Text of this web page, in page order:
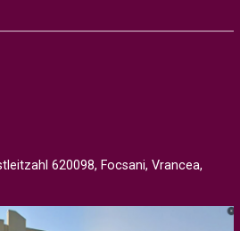
620098, Focsani, Vrancea,